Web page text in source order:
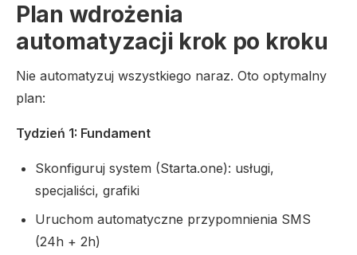
Plan wdrożenia
automatyzacji krok po kroku
Nie automatyzuj wszystkiego naraz. Oto optymalny
plan:
Tydzień 1: Fundament
Skonfiguruj system (Starta.one): usługi,
specjaliści, grafiki
Uruchom automatyczne przypomnienia SMS
(24h + 2h)